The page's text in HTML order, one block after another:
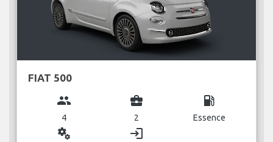
FIAT 500
group
4
business_center
2
local_gas_station
Essence
miscellaneous_services login